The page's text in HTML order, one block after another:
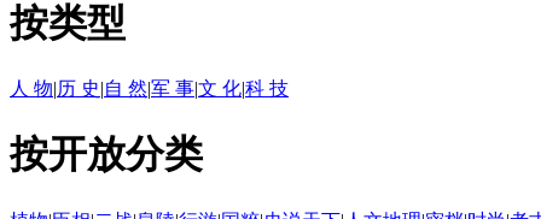
按类型
人 物|历 史|自 然|军 事|文 化|科 技
按开放分类